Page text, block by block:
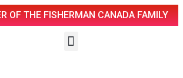
OF THE FISHERMAN CANADA FAMILY